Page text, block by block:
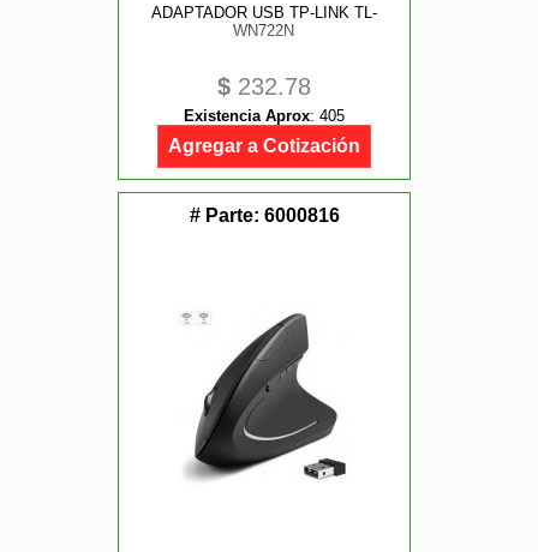
ADAPTADOR USB TP-LINK TL-
WN722N
$ 232.78
Existencia Aprox: 405
Agregar a Cotización
# Parte: 6000816